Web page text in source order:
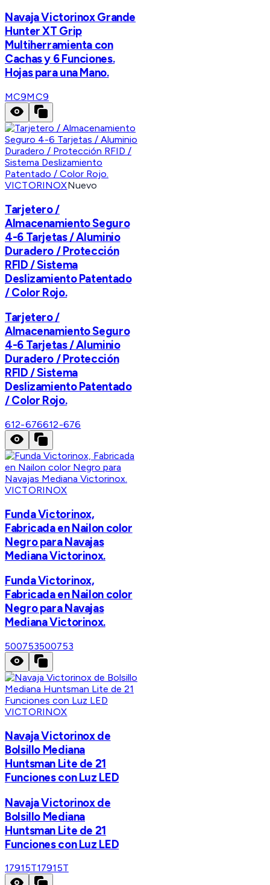
Navaja Victorinox Grande
Hunter XT Grip
Multiherramienta con
Cachas y 6 Funciones.
Hojas para una Mano.
MC9MC9
VICTORINOXNuevo
Tarjetero /
Almacenamiento Seguro
4-6 Tarjetas / Aluminio
Duradero / Protección
RFID / Sistema
Deslizamiento Patentado
/ Color Rojo.
Tarjetero /
Almacenamiento Seguro
4-6 Tarjetas / Aluminio
Duradero / Protección
RFID / Sistema
Deslizamiento Patentado
/ Color Rojo.
612-676612-676
VICTORINOX
Funda Victorinox,
Fabricada en Nailon color
Negro para Navajas
Mediana Victorinox.
Funda Victorinox,
Fabricada en Nailon color
Negro para Navajas
Mediana Victorinox.
500753500753
VICTORINOX
Navaja Victorinox de
Bolsillo Mediana
Huntsman Lite de 21
Funciones con Luz LED
Navaja Victorinox de
Bolsillo Mediana
Huntsman Lite de 21
Funciones con Luz LED
17915T17915T